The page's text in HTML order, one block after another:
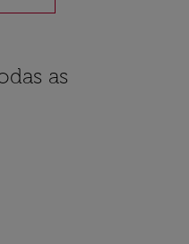
as